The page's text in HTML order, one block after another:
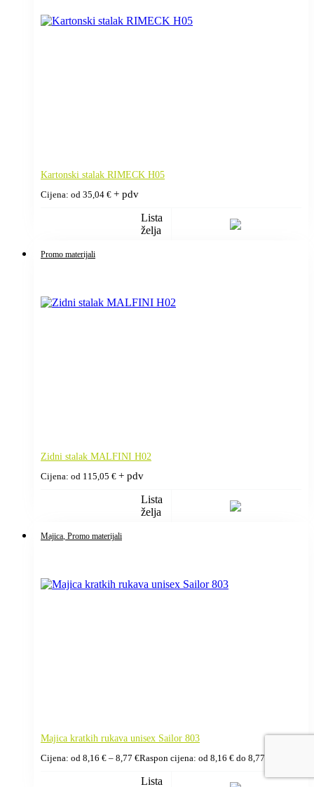
Kartonski stalak RIMECK H05
Cijena: od 35,04 € + pdv
Lista
želja
Promo materijali
Zidni stalak MALFINI H02
Cijena: od 115,05 € + pdv
Lista
želja
Majica, Promo materijali
Majica kratkih rukava unisex Sailor 803
Cijena: od 8,16 € – 8,77 €Raspon cijena: od 8,16 € do 8,77 €
Lista